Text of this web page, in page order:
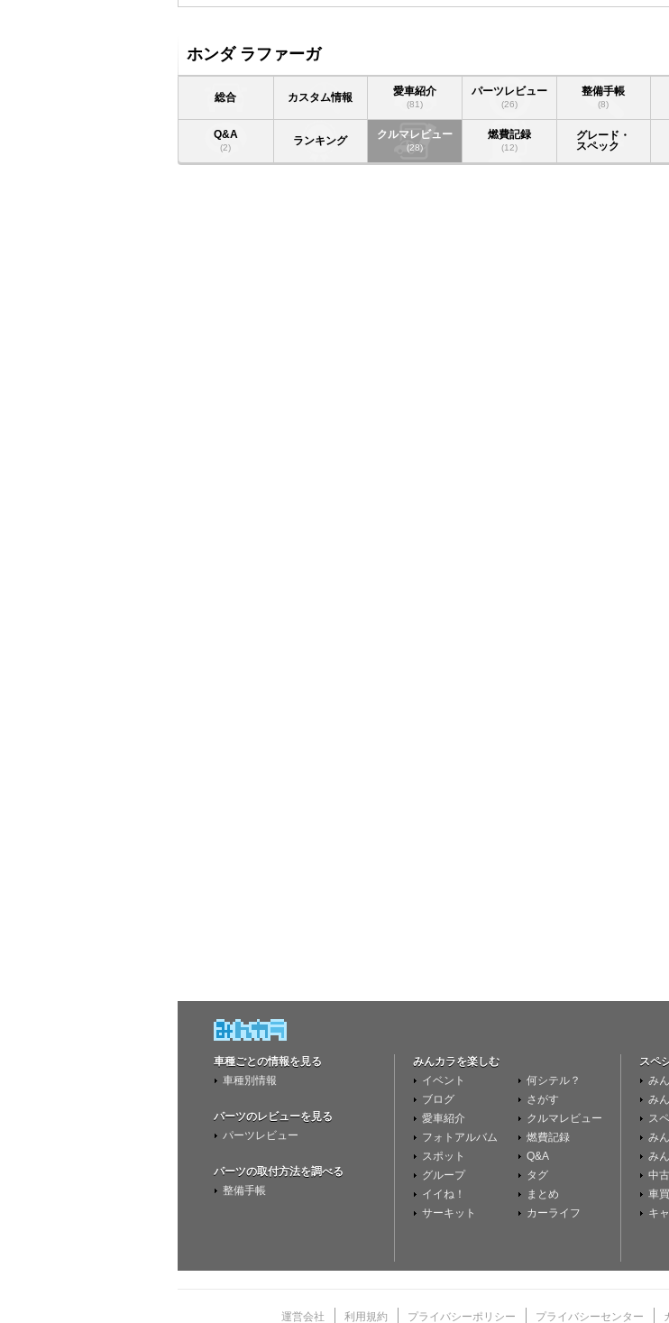
ホンダ ラファーガ
総合 カスタム情報
愛車紹介
(81)
パーツレビュー
(26)
整備手帳
(8)
Q&A
(2) ランキング
クルマレビュー
(28)
燃費記録
(12)
グレード・
スペック
車種ごとの情報を見る
車種別情報
パーツのレビューを見る
パーツレビュー
パーツの取付方法を調べる
整備手帳
みんカラを楽しむ
イベント
ブログ
愛車紹介
フォトアルバム
スポット
グループ
イイね！
サーキット
何シテル？
さがす
クルマレビュー
燃費記録
Q&A
タグ
まとめ
カーライフ
スペ
み
み
ス
み
み
中
車
キ
運営会社 利用規約 プライバシーポリシー プライバシーセンター